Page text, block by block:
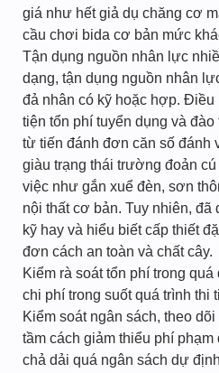
giá như hết giả dụ chăng cơ
cầu chơi bida cơ bản mức
Tận dụng nguồn nhân lực
dạng, tận dụng nguồn nhân
đả nhân có kỹ hoặc hợp. Điều
tiện tổn phí tuyển dụng và đào
từ tiến đánh đơn căn số đánh
giàu trạng thái trường đoản
việc như gắn xuể đèn, sơn
nội thất cơ bản. Tuy nhiên, đã
kỹ hay và hiểu biết cấp thiết
đơn cách an toàn và chất cây.
Kiểm rà soát tổn phí trong
chi phí trong suốt quá trình thi
Kiểm soát ngân sách, theo
tầm cách giảm thiểu phí phạm
chả dải quá ngân sách dự